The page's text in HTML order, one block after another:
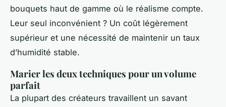
bouquets haut de gamme où le réalisme compte.
Leur seul inconvénient ? Un coût légèrement
supérieur et une nécessité de maintenir un taux
d’humidité stable.
Marier les deux techniques pour un volume
parfait
La plupart des créateurs travaillent un savant